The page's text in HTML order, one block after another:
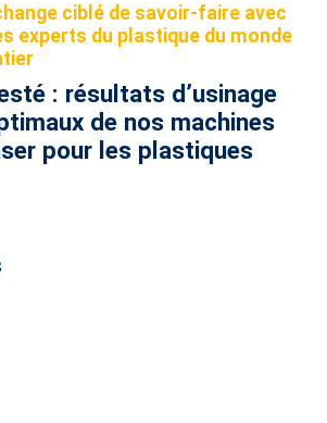
ciblé de savoir-faire avec
experts du plastique du monde
: résultats d’usinage
de nos machines
pour les plastiques